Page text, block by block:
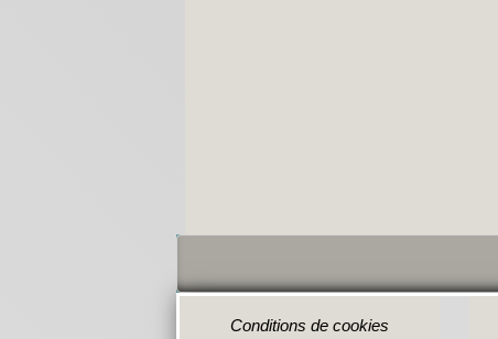
Conditions de cookies